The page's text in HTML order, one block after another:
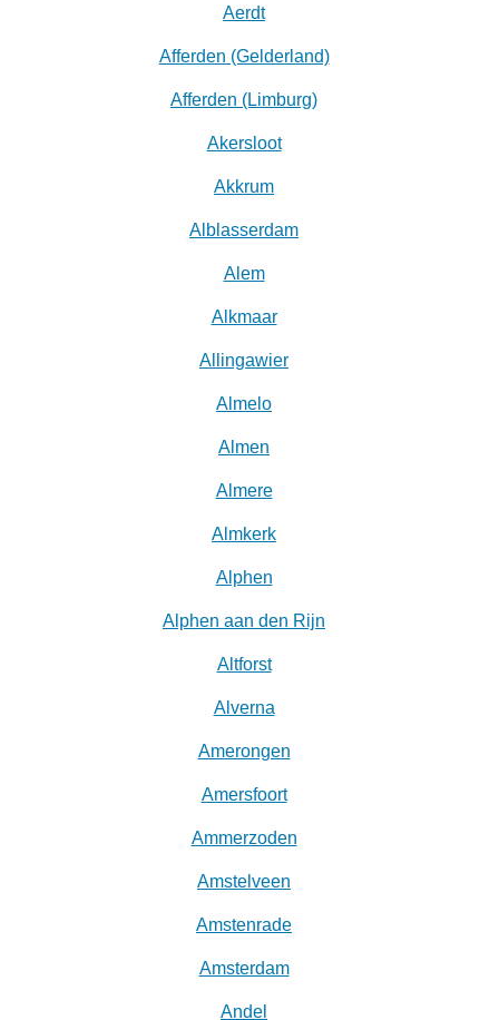
Aerdt
Afferden (Gelderland)
Afferden (Limburg)
Akersloot
Akkrum
Alblasserdam
Alem
Alkmaar
Allingawier
Almelo
Almen
Almere
Almkerk
Alphen
Alphen aan den Rijn
Altforst
Alverna
Amerongen
Amersfoort
Ammerzoden
Amstelveen
Amstenrade
Amsterdam
Andel